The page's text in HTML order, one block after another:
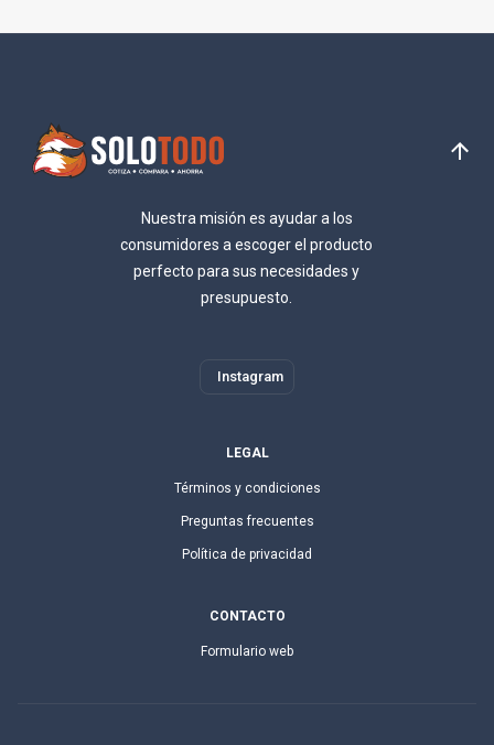
Nuestra misión es ayudar a los
consumidores a escoger el producto
perfecto para sus necesidades y
presupuesto.
Instagram
LEGAL
Términos y condiciones
Preguntas frecuentes
Política de privacidad
CONTACTO
Formulario web